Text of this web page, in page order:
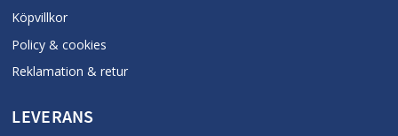
Köpvillkor
Policy & cookies
Reklamation & retur
LEVERANS